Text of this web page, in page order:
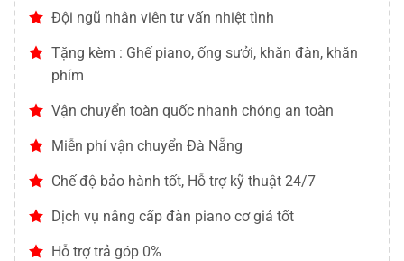
Đội ngũ nhân viên tư vấn nhiệt tình
Tặng kèm : Ghế piano, ống sưởi, khăn đàn, khăn
phím
Vận chuyển toàn quốc nhanh chóng an toàn
Miễn phí vận chuyển Đà Nẵng
Chế độ bảo hành tốt, Hỗ trợ kỹ thuật 24/7
Dịch vụ nâng cấp đàn piano cơ giá tốt
Hỗ trợ trả góp 0%